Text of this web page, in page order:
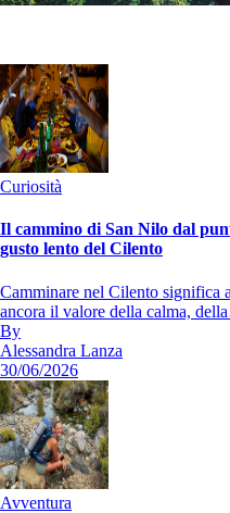
Curiosità
Il cammino di San Nilo dal
gusto lento del Cilento
Camminare nel Cilento significa
ancora il valore della calma,
By
Alessandra Lanza
30/06/2026
Avventura